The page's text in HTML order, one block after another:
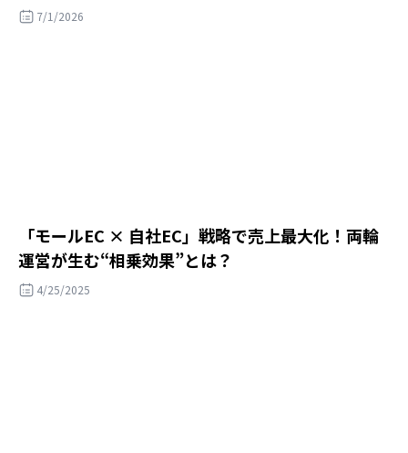
7/1/2026
「モールEC × 自社EC」戦略で売上最大化！両輪
運営が生む“相乗効果”とは？
4/25/2025